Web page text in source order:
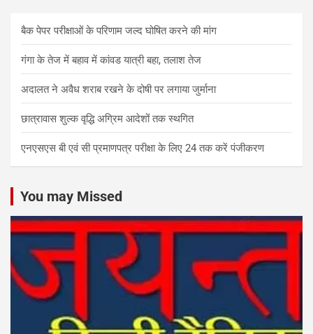
बैक पेपर परीक्षाओं के परिणाम जल्द घोषित करने की मांग
गंगा के तेज में बहाव में कांवड यात्री बहा, तलाश तेज
अदालत ने अवैध शराब रखने के दोषी पर लगाया जुर्माना
छात्रावास शुल्क वृद्धि अग्रिम आदेशों तक स्थगित
एनएसएस बी एवं सी प्रमाणपत्र परीक्षा के लिए 24 तक करें पंजीकरण
You may Missed